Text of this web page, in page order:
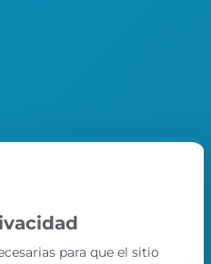
desde
para que el sitio